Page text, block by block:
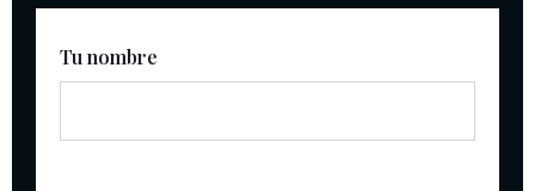
Tu nombre